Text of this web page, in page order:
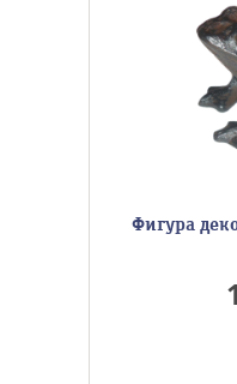
Фигура